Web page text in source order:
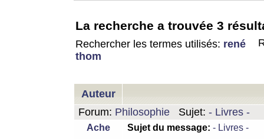
La recherche a trouvée 3
Rechercher les termes utilisés: rené
thom
Auteur
Forum: Philosophie Sujet: - Livres -
Ache Sujet du message: - Livres -